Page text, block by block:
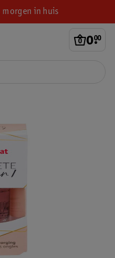
in huis
0.
00